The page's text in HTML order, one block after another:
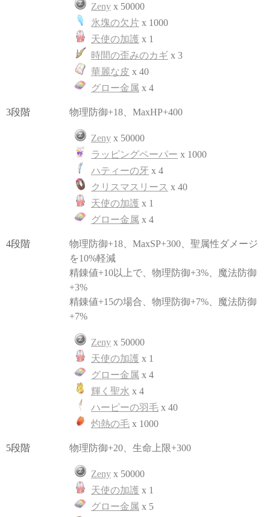
Zeny x 50000
氷塊の欠片 x 1000
天使の加護 x 1
時間の歪みのカギ x 3
華麗な皮 x 40
グロー金属 x 4
3段階 物理防御+18、MaxHP+400
Zeny x 50000
ラッピングペーパー x 1000
ハティーの牙 x 4
クリスマスリース x 40
天使の加護 x 1
グロー金属 x 4
4段階
物理防御+18、MaxSP+300、聖属性ダメージ
を10%軽減
精錬値+10以上で、物理防御+3%、魔法防御
+3%
精錬値+15の場合、物理防御+7%、魔法防御
+7%
Zeny x 50000
天使の加護 x 1
グロー金属 x 4
輝く聖水 x 4
ハーピーの羽毛 x 40
灼熱の毛 x 1000
5段階 物理防御+20、生命上限+300
Zeny x 50000
天使の加護 x 1
グロー金属 x 5